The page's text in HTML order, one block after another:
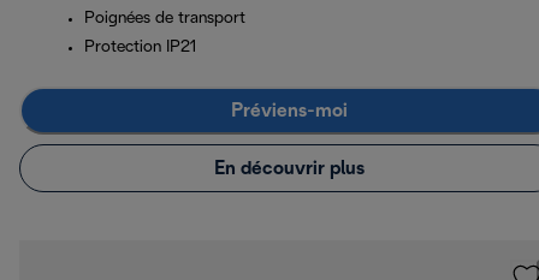
Poignées de transport
Protection IP21
Préviens-moi
En découvrir plus